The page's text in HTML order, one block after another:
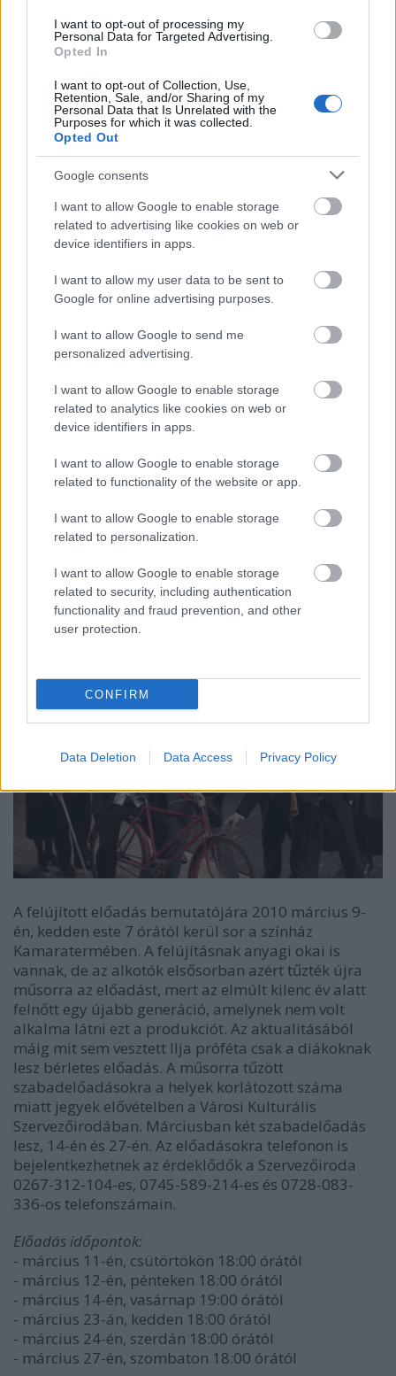
I want to opt-out of processing my
Personal Data for Targeted Advertising.
Opted In
I want to opt-out of Collection, Use,
Retention, Sale, and/or Sharing of my
Personal Data that Is Unrelated with the
Purposes for which it was collected.
Opted Out
Google consents
I want to allow Google to enable storage
related to advertising like cookies on web or
device identifiers in apps.
I want to allow my user data to be sent to
Google for online advertising purposes.
I want to allow Google to send me
personalized advertising.
I want to allow Google to enable storage
related to analytics like cookies on web or
device identifiers in apps.
I want to allow Google to enable storage
related to functionality of the website or app.
I want to allow Google to enable storage
related to personalization.
I want to allow Google to enable storage
related to security, including authentication
functionality and fraud prevention, and other
user protection.
CONFIRM
Data Deletion Data Access Privacy Policy
felújításra, velük együtt az új szereposztás tagjai:
Pálffy Tibor, Szalma Hajnalka,Kicsid
Gajzágó Zsuzsa,P. Magyarosi Imola
Márton Lóránt, Fazakas Misi, D. Albu
Annamária, Pál Ferenczi Gyöngyi, Nemes
Nagy Lázár József
előadás színpadra állításábanBocsárdi László
rendező közvetlen munkatársa volt
díszlet- és jelmeztervező, valamint Könczei Árpád
zeneszerző.
A felújított előadás bemutatójára 2010 március 9-
én, kedden este 7 órától kerül sor a színház
Kamaratermében. A felújításnak anyagi okai is
vannak, de az alkotók elsősorban azért tűzték újra
műsorra az előadást, mert az elmúlt kilenc év alatt
felnőtt egy újabb generáció, amelynek nem volt
alkalma látni ezt a produkciót. Az aktualitásából
máig mit sem vesztett Ilja próféta csak a diákoknak
lesz bérletes előadás. A műsorra tűzött
szabadelőadásokra a helyek korlátozott száma
miatt jegyek elővételben a Városi Kulturális
Szervezőirodában. Márciusban két szabadelőadás
lesz, 14-én és 27-én. Az előadásokra telefonon is
bejelentkezhetnek az érdeklődők a Szervezőiroda
0267-312-104-es, 0745-589-214-es és 0728-083-
336-os telefonszámain.
Előadás időpontok:
- március 11-én, csütörtökön 18:00 órától
- március 12-én, pénteken 18:00 órától
- március 14-én, vasárnap 19:00 órától
- március 23-án, kedden 18:00 órától
- március 24-én, szerdán 18:00 órától
- március 27-én, szombaton 18:00 órától